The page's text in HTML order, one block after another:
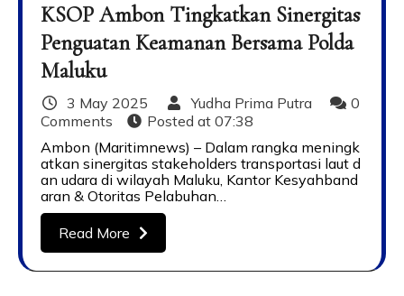
KSOP Ambon Tingkatkan Sinergitas
Penguatan Keamanan Bersama Polda
Maluku
3 May 2025 Yudha Prima Putra
0
Comments
Posted at 07:38
Ambon (Maritimnews) – Dalam rangka meningk
atkan sinergitas stakeholders transportasi laut d
an udara di wilayah Maluku, Kantor Kesyahband
aran & Otoritas Pelabuhan…
Read More